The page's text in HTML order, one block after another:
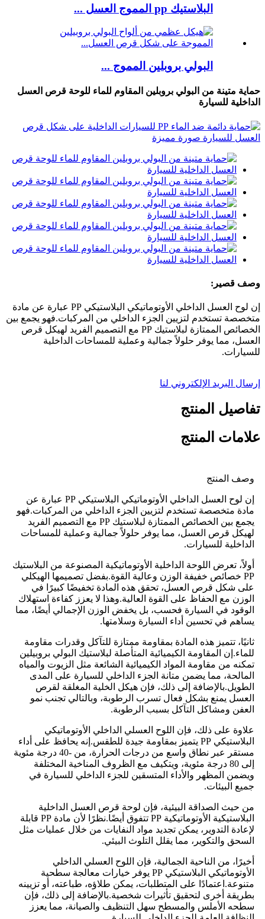
البلاستيك pp المموج العسل ...
البولي بروبلين المموج ...
حماية متينة من البولي بروبلين المقاوم للماء للوحة قرص العسل
الداخلية للسيارة
وصف قصير:
إن لوح العسل الداخلي الأوتوماتيكي البلاستيكي PP عبارة عن مادة
متخصصة تستخدم لتزيين الجزء الداخلي من المركبات.فهو يجمع بين
الخصائص الممتازة لبلاستيك PP مع التصميم الفريد لهيكل قرص
العسل، مما يوفر حلولاً جمالية وعملية للمساحات الداخلية
للسيارات.
إرسال البريد الإلكتروني لنا
تفاصيل المنتج
علامات المنتج
وصف المنتج
إن لوح العسل الداخلي الأوتوماتيكي البلاستيكي PP عبارة عن
مادة متخصصة تستخدم لتزيين الجزء الداخلي من المركبات.فهو
يجمع بين الخصائص الممتازة لبلاستيك PP مع التصميم الفريد
لهيكل قرص العسل، مما يوفر حلولاً جمالية وعملية للمساحات
الداخلية للسيارات.
أولاً، تعرض اللوحة الداخلية الأوتوماتيكية المصنوعة من البلاستيك
PP خصائص خفيفة الوزن وعالية القوة.بفضل تصميمها الهيكلي
على شكل قرص العسل، تحقق هذه المادة تخفيضًا كبيرًا في
الوزن مع الحفاظ على القوة العالية.وهذا لا يعزز كفاءة استهلاك
الوقود في السيارة فحسب، بل يخفض الوزن الإجمالي أيضًا، مما
يساهم في تحسين أداء السيارة وسلامتها.
ثانيًا، تتميز هذه المادة بمقاومة ممتازة للتآكل وقدرات مقاومة
للماء.إن المقاومة الكيميائية المتأصلة لبلاستيك البولي بروبيلين
تمكنه من مقاومة المواد الكيميائية الشائعة مثل الزيوت والمياه
المالحة، مما يضمن متانة الجزء الداخلي للسيارة على المدى
الطويل.بالإضافة إلى ذلك، فإن هيكل الخلية المغلقة لقرص
العسل يمنع بشكل فعال تسرب الرطوبة، وبالتالي تجنب نمو
العفن ومشاكل التآكل بسبب الرطوبة.
علاوة على ذلك، فإن اللوح العسلي الداخلي الأوتوماتيكي
البلاستيكي PP يتميز بمقاومة جيدة للطقس.إنه يحافظ على أداء
مستقر عبر نطاق واسع من درجات الحرارة، من -40 درجة مئوية
إلى 80 درجة مئوية، ويتكيف مع الظروف المناخية المختلفة
ويضمن المظهر والأداء المتسقين للجزء الداخلي للسيارة في
جميع البيئات.
من حيث الصداقة البيئية، فإن لوحة قرص العسل الداخلية
البلاستيكية الأوتوماتيكية PP تتفوق أيضًا.نظرًا لأن مادة PP قابلة
لإعادة التدوير، يمكن تجديد مواد النفايات من خلال عمليات مثل
السحق والتكوير، مما يقلل التلوث البيئي.
أخيرًا، من الناحية الجمالية، فإن اللوح العسلي الداخلي
الأوتوماتيكي البلاستيكي PP يوفر خيارات معالجة سطحية
متنوعة.اعتمادًا على المتطلبات، يمكن طلاؤه، طباعته، أو تزيينه
بطريقة أخرى لتحقيق تأثيرات شخصية.بالإضافة إلى ذلك، فإن
سطحه الأملس والمسطح سهل التنظيف والصيانة، مما يعزز